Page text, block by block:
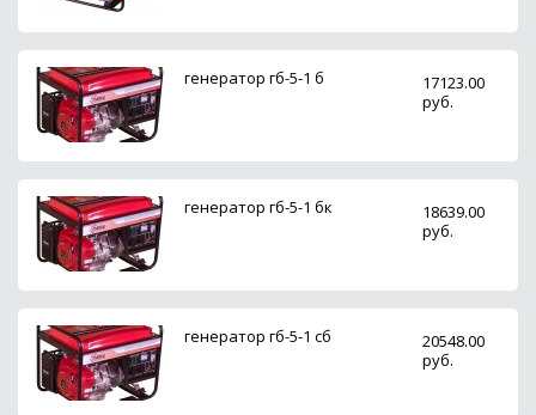
генератор гб-5-1 б
17123.00
руб.
генератор гб-5-1 бк
18639.00
руб.
генератор гб-5-1 сб
20548.00
руб.